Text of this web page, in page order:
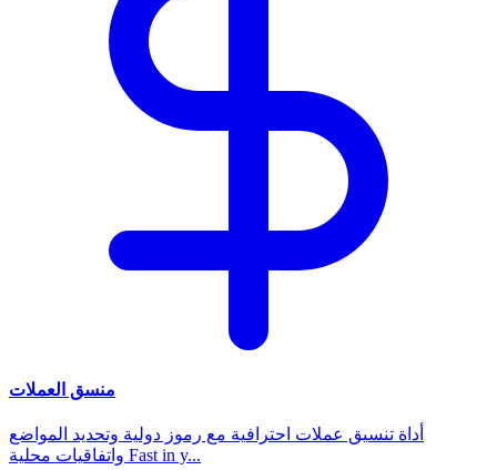
منسق العملات
أداة تنسيق عملات احترافية مع رموز دولية وتحديد المواضع
واتفاقيات محلية Fast in y...